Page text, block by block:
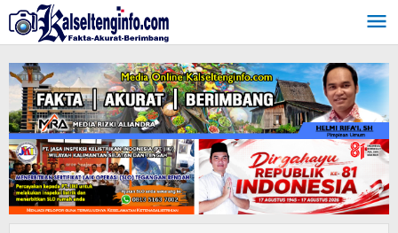
Lewati
ke
konten